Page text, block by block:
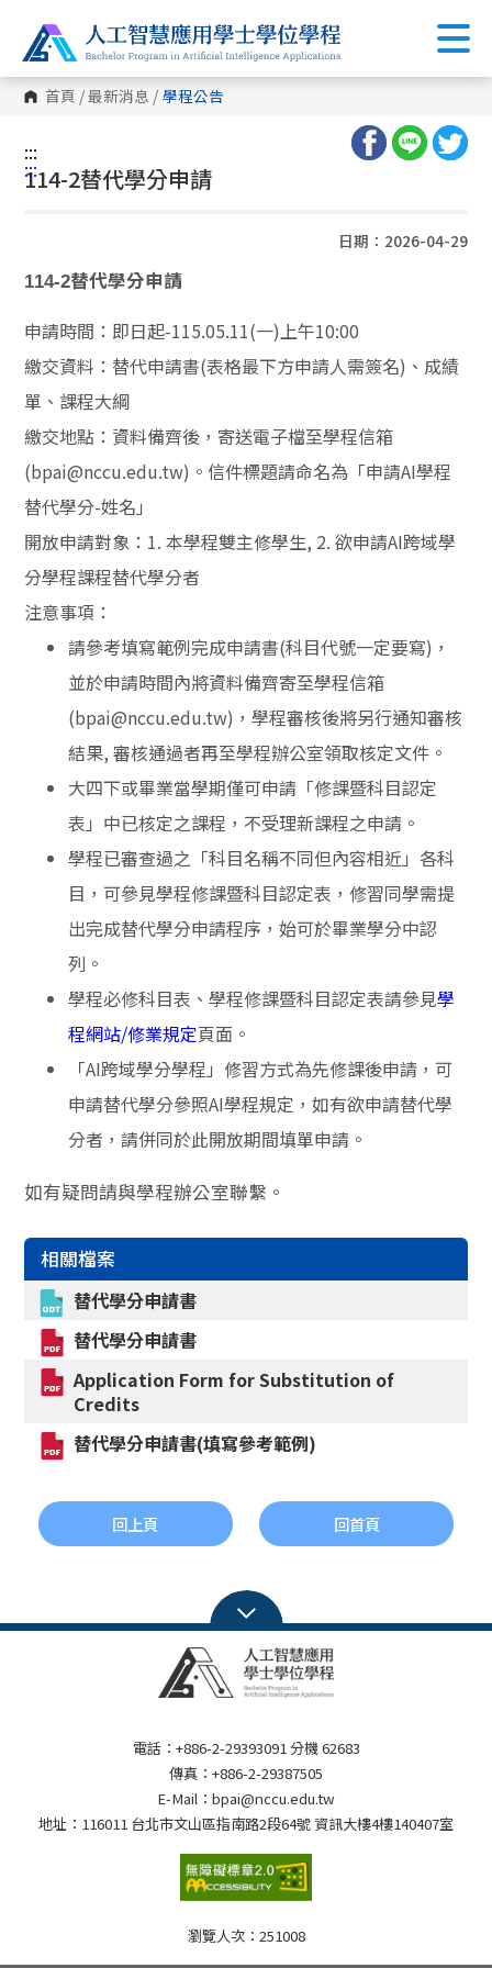
首頁 /最新消息 / 學程公告
:::
:::
114-2替代學分申請
日期：2026-04-29
114-2替代學分申請
申請時間：即日起-115.05.11(一)上午10:00
繳交資料：替代申請書(表格最下方申請人需簽名)、成績
單、課程大綱
繳交地點：資料備齊後，寄送電子檔至學程信箱
(bpai@nccu.edu.tw)。信件標題請命名為「申請AI學程
替代學分-姓名」
開放申請對象：1. 本學程雙主修學生, 2. 欲申請AI跨域學
分學程課程替代學分者
注意事項：
請參考填寫範例完成申請書(科目代號一定要寫)，
並於申請時間內將資料備齊寄至學程信箱
(bpai@nccu.edu.tw)，學程審核後將另行通知審核
結果, 審核通過者再至學程辦公室領取核定文件。
大四下或畢業當學期僅可申請「修課暨科目認定
表」中已核定之課程，不受理新課程之申請。
學程已審查過之「科目名稱不同但內容相近」各科
目，可參見學程修課暨科目認定表，修習同學需提
出完成替代學分申請程序，始可於畢業學分中認
列。
學程必修科目表、學程修課暨科目認定表請參見學
程網站/修業規定頁面。
「AI跨域學分學程」修習方式為先修課後申請，可
申請替代學分參照AI學程規定，如有欲申請替代學
分者，請併同於此開放期間填單申請。
如有疑問請與學程辦公室聯繫。
相關檔案
替代學分申請書
替代學分申請書
Application Form for Substitution of
Credits
替代學分申請書(填寫參考範例)
回上頁 回首頁
電話：+886-2-29393091 分機 62683
傳真：+886-2-29387505
E-Mail：bpai@nccu.edu.tw
地址：116011 台北市文山區指南路2段64號 資訊大樓4樓140407室
瀏覽人次： 251008